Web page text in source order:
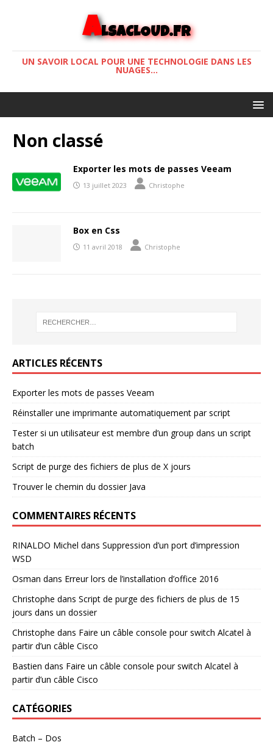
ALSACLOUD.FR
UN SAVOIR LOCAL POUR UNE TECHNOLOGIE DANS LES
NUAGES...
Non classé
Exporter les mots de passes Veeam
13 juillet 2023 Christophe
Box en Css
11 avril 2018 Christophe
ARTICLES RÉCENTS
Exporter les mots de passes Veeam
Réinstaller une imprimante automatiquement par script
Tester si un utilisateur est membre d’un group dans un script
batch
Script de purge des fichiers de plus de X jours
Trouver le chemin du dossier Java
COMMENTAIRES RÉCENTS
RINALDO Michel dans Suppression d’un port d’impression
WSD
Osman dans Erreur lors de l’installation d’office 2016
Christophe dans Script de purge des fichiers de plus de 15
jours dans un dossier
Christophe dans Faire un câble console pour switch Alcatel à
partir d’un câble Cisco
Bastien dans Faire un câble console pour switch Alcatel à
partir d’un câble Cisco
CATÉGORIES
Batch – Dos